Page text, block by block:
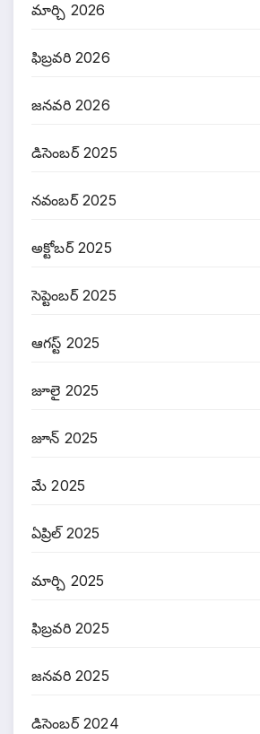
మార్చి 2026
ఫిబ్రవరి 2026
జనవరి 2026
డిసెంబర్ 2025
నవంబర్ 2025
అక్టోబర్ 2025
సెప్టెంబర్ 2025
ఆగస్ట్ 2025
జూలై 2025
జూన్ 2025
మే 2025
ఏప్రిల్ 2025
మార్చి 2025
ఫిబ్రవరి 2025
జనవరి 2025
డిసెంబర్ 2024